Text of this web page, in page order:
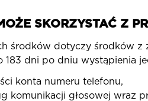
SKORZYSTAĆ Z
środków dotyczy środków
183 dni po dniu wystąpienia
konta numeru telefonu,
komunikacji głosowej wraz